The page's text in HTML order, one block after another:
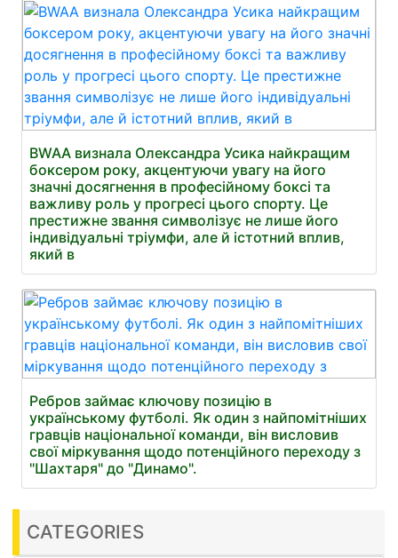
BWAA визнала Олександра Усика найкращим
боксером року, акцентуючи увагу на його
значні досягнення в професійному боксі та
важливу роль у прогресі цього спорту. Це
престижне звання символізує не лише його
індивідуальні тріумфи, але й істотний вплив,
який в
Ребров займає ключову позицію в
українському футболі. Як один з найпомітніших
гравців національної команди, він висловив
свої міркування щодо потенційного переходу з
"Шахтаря" до "Динамо".
CATEGORIES